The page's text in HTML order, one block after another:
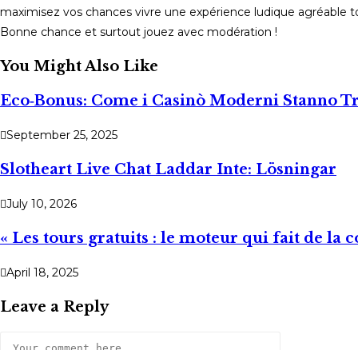
maximisez vos chances vivre une expérience ludique
Bonne chance et surtout jouez avec modération !
You Might Also Like
Eco‑Bonus: Come i Casinò Moderni
September 25, 2025
Slotheart Live Chat Laddar Inte: Lösningar
July 10, 2026
« Les tours gratuits : le moteur qui fait de la
April 18, 2025
Leave a Reply